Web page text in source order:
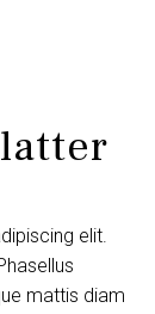
elit.
mattis diam